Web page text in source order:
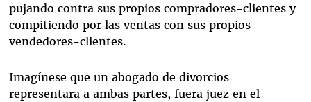
pujando contra sus propios compradores-clientes y
compitiendo por las ventas con sus propios
vendedores-clientes.
Imagínese que un abogado de divorcios
representara a ambas partes, fuera juez en el